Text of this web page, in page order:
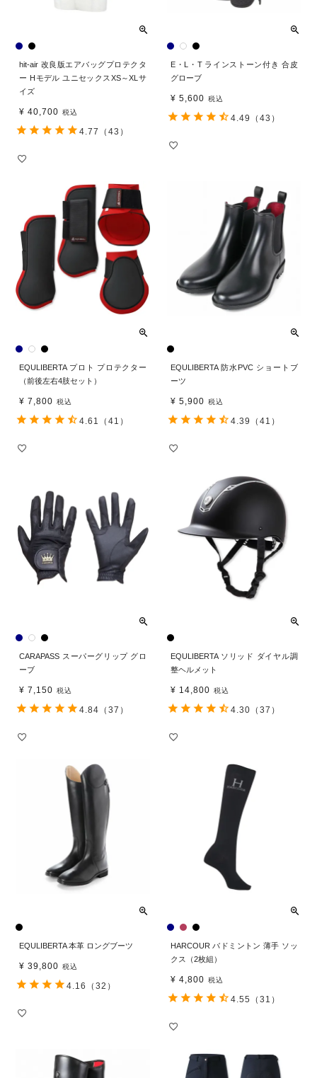
hit-air 改良版エアバッグプロテクタ
ー Hモデル ユニセックスXS～XLサ
イズ
¥ 40,700 税込
4.77 （43）
E・L・T ラインストーン付き 合皮
グローブ
¥ 5,600 税込
4.49 （43）
EQULIBERTA プロト プロテクター
（前後左右4肢セット）
¥ 7,800 税込
4.61 （41）
EQULIBERTA 防水PVC ショートブ
ーツ
¥ 5,900 税込
4.39 （41）
CARAPASS スーパーグリップ グロ
ーブ
¥ 7,150 税込
4.84 （37）
EQULIBERTA ソリッド ダイヤル調
整ヘルメット
¥ 14,800 税込
4.30 （37）
EQULIBERTA 本革 ロングブーツ
¥ 39,800 税込
4.16 （32）
HARCOUR バドミントン 薄手 ソッ
クス（2枚組）
¥ 4,800 税込
4.55 （31）